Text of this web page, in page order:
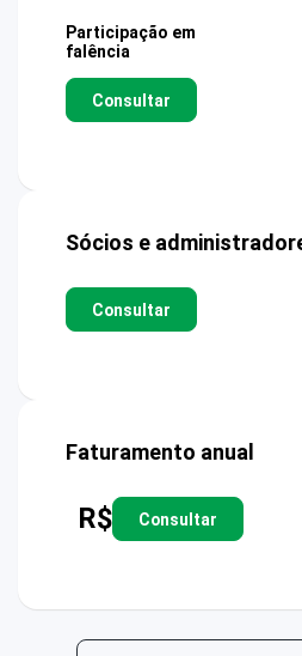
Participação em
falência
Consultar
Sócios e
Consultar
Faturamento anual
R$ Consultar